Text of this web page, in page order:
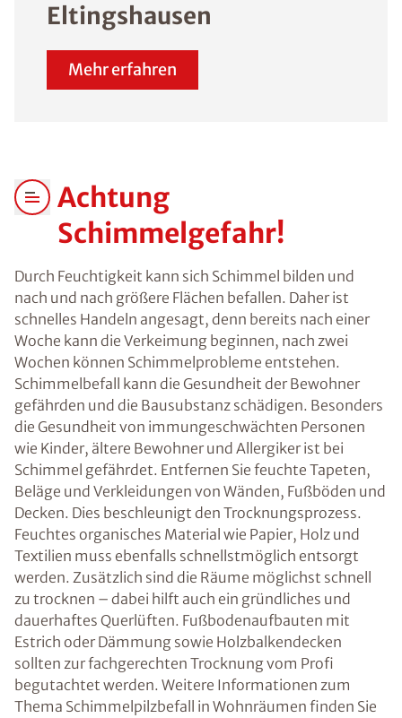
Eltingshausen
Mehr erfahren
Achtung
Schimmelgefahr!
Durch Feuchtigkeit kann sich Schimmel bilden und
nach und nach größere Flächen befallen. Daher ist
schnelles Handeln angesagt, denn bereits nach einer
Woche kann die Verkeimung beginnen, nach zwei
Wochen können Schimmelprobleme entstehen.
Schimmelbefall kann die Gesundheit der Bewohner
gefährden und die Bausubstanz schädigen. Besonders
die Gesundheit von immungeschwächten Personen
wie Kinder, ältere Bewohner und Allergiker ist bei
Schimmel gefährdet. Entfernen Sie feuchte Tapeten,
Beläge und Verkleidungen von Wänden, Fußböden und
Decken. Dies beschleunigt den Trocknungsprozess.
Feuchtes organisches Material wie Papier, Holz und
Textilien muss ebenfalls schnellstmöglich entsorgt
werden. Zusätzlich sind die Räume möglichst schnell
zu trocknen – dabei hilft auch ein gründliches und
dauerhaftes Querlüften. Fußbodenaufbauten mit
Estrich oder Dämmung sowie Holzbalkendecken
sollten zur fachgerechten Trocknung vom Profi
begutachtet werden. Weitere Informationen zum
Thema Schimmelpilzbefall in Wohnräumen finden Sie